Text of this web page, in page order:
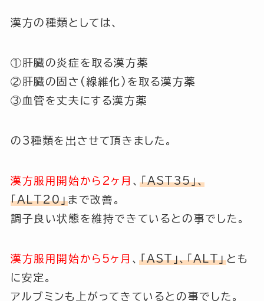
漢方の種類としては、
①肝臓の炎症を取る漢方薬
② 肝臓の固さ(線維化)を取る漢方薬
③血管を丈夫にする漢方薬
の3種類を出させて頂きました。
漢方服用開始から2ヶ月 、「AST35」、
「ALT20」まで改善。
調子良い状態を維持できているとの事でした。
漢方服用開始から5ヶ月 、「AST」、「ALT」 とも
に安定。
アルブミンも上がってきているとの事でした。